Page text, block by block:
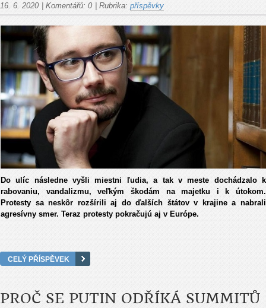
16. 6. 2020 | Komentářů: 0 | Rubrika: příspěvky
Do ulíc následne vyšli miestni ľudia, a tak v meste dochádzalo k
rabovaniu, vandalizmu, veľkým škodám na majetku i k útokom.
Protesty sa neskôr rozšírili aj do ďalších štátov v krajine a nabrali
agresívny smer. Teraz protesty pokračujú aj v Európe.
CELÝ PŘÍSPĚVEK
PROČ SE PUTIN ODŘÍKÁ SUMMITŮ